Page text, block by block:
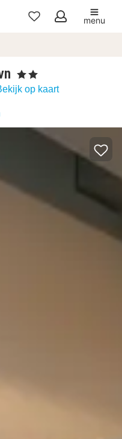
Mijn
menu
, 2 Sterren
op kaart